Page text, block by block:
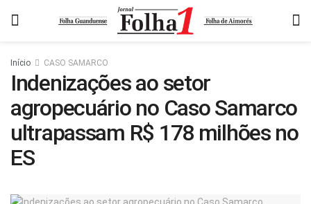
Início CASO SAMARCO
Indenizações ao setor
agropecuário no Caso Samarco
ultrapassam R$ 178 milhões no
ES